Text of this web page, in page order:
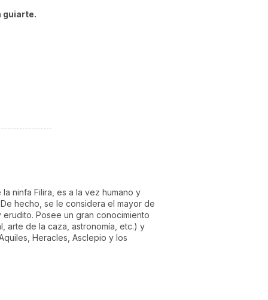
guiarte.
ninfa Filira, es a la vez humano y
hecho, se le considera el mayor de
Posee un gran conocimiento
arte de la caza, astronomía, etc.) y
Heracles, Asclepio y los